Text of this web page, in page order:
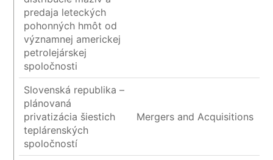
predaja leteckých
pohonných hmôt od
významnej americkej
petrolejárskej
spoločnosti
Slovenská republika –
plánovaná
privatizácia šiestich
teplárenských
spoločností
Mergers and Acquisitions